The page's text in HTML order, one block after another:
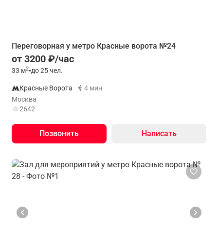
Переговорная у метро Красные ворота №24
от 3200 ₽/час
33 м2•до 25 чел.
Красные Ворота
4 мин
Москва
2642
Позвонить Написать